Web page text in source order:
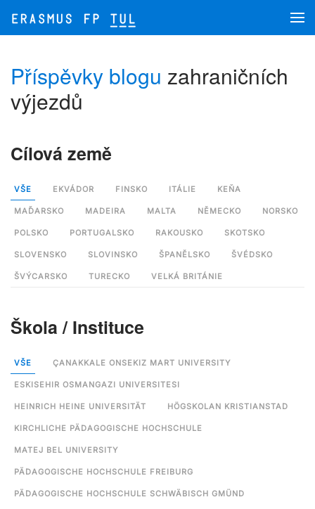
Přejít na hlavní obsah
Příspěvky blogu zahraničních
výjezdů
Cílová země
VŠE EKVÁDOR FINSKO ITÁLIE KEŇA
MAĎARSKO MADEIRA MALTA NĚMECKO NORSKO
POLSKO PORTUGALSKO RAKOUSKO SKOTSKO
SLOVENSKO SLOVINSKO ŠPANĚLSKO ŠVÉDSKO
ŠVÝCARSKO TURECKO VELKÁ BRITÁNIE
Škola / Instituce
VŠE ÇANAKKALE ONSEKIZ MART UNIVERSITY
ESKISEHIR OSMANGAZI UNIVERSITESI
HEINRICH HEINE UNIVERSITÄT HÖGSKOLAN KRISTIANSTAD
KIRCHLICHE PÄDAGOGISCHE HOCHSCHULE
MATEJ BEL UNIVERSITY
PÄDAGOGISCHE HOCHSCHULE FREIBURG
PÄDAGOGISCHE HOCHSCHULE SCHWÄBISCH GMÜND